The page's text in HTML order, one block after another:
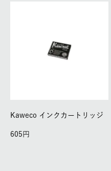
Kaweco インクカートリッジ
605